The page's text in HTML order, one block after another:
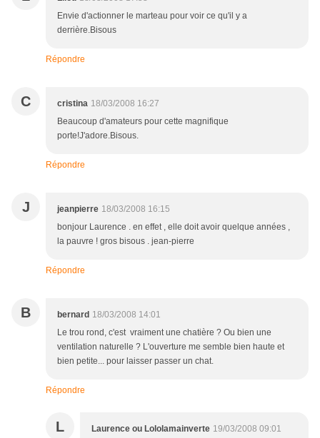
Envie d'actionner le marteau pour voir ce qu'il y a
derrière.Bisous
Répondre
C cristina 18/03/2008 16:27
Beaucoup d'amateurs pour cette magnifique
porte!J'adore.Bisous.
Répondre
J jeanpierre 18/03/2008 16:15
bonjour Laurence . en effet , elle doit avoir quelque années ,
la pauvre ! gros bisous . jean-pierre
Répondre
B bernard 18/03/2008 14:01
Le trou rond, c'est vraiment une chatière ? Ou bien une
ventilation naturelle ? L'ouverture me semble bien haute et
bien petite... pour laisser passer un chat.
Répondre
L Laurence ou Lololamainverte 19/03/2008 09:01